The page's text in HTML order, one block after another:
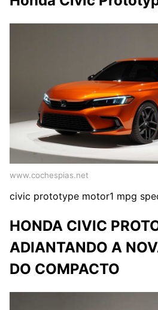
www.cochespias.net
civic prototype motor1 mpg
HONDA CIVIC
ADIANTANDO A
DO COMPACTO